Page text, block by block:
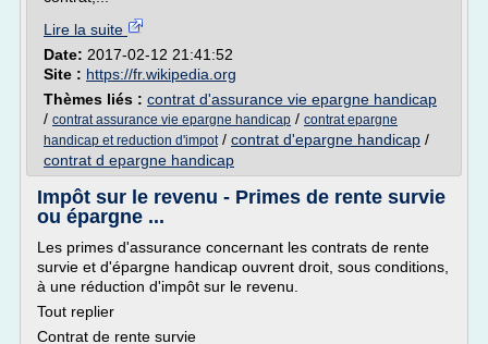
Lire la suite
Date: 2017-02-12 21:41:52
Site : https://fr.wikipedia.org
Thèmes liés : contrat d'assurance vie epargne handicap
/ contrat assurance vie epargne handicap / contrat epargne
handicap et reduction d'impot/ contrat d'epargne handicap /
contrat d epargne handicap
Impôt sur le revenu - Primes de rente survie
ou épargne ...
Les primes d'assurance concernant les contrats de rente
survie et d'épargne handicap ouvrent droit, sous conditions,
à une réduction d'impôt sur le revenu.
Tout replier
Contrat de rente survie